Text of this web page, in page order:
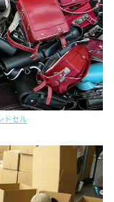
ドセル